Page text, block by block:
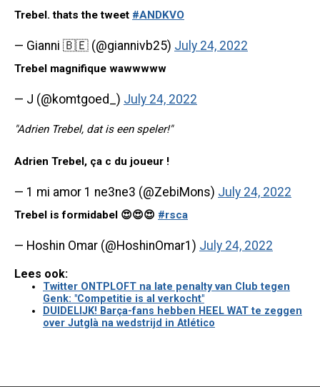
Trebel. thats the tweet #ANDKVO
— Gianni 🇧🇪 (@giannivb25) July 24, 2022
Trebel magnifique wawwwww
— J (@komtgoed_) July 24, 2022
"Adrien Trebel, dat is een speler!"
Adrien Trebel, ça c du joueur !
— 1 mi amor 1 ne3ne3 (@ZebiMons) July 24, 2022
Trebel is formidabel 😍😍😍 #rsca
— Hoshin Omar (@HoshinOmar1) July 24, 2022
Lees ook:
Twitter ONTPLOFT na late penalty van Club tegen
Genk: "Competitie is al verkocht"
DUIDELIJK! Barça-fans hebben HEEL WAT te zeggen
over Jutglà na wedstrijd in Atlético